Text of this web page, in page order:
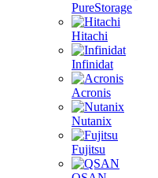
PureStorage
Hitachi
Infinidat
Acronis
Nutanix
Fujitsu